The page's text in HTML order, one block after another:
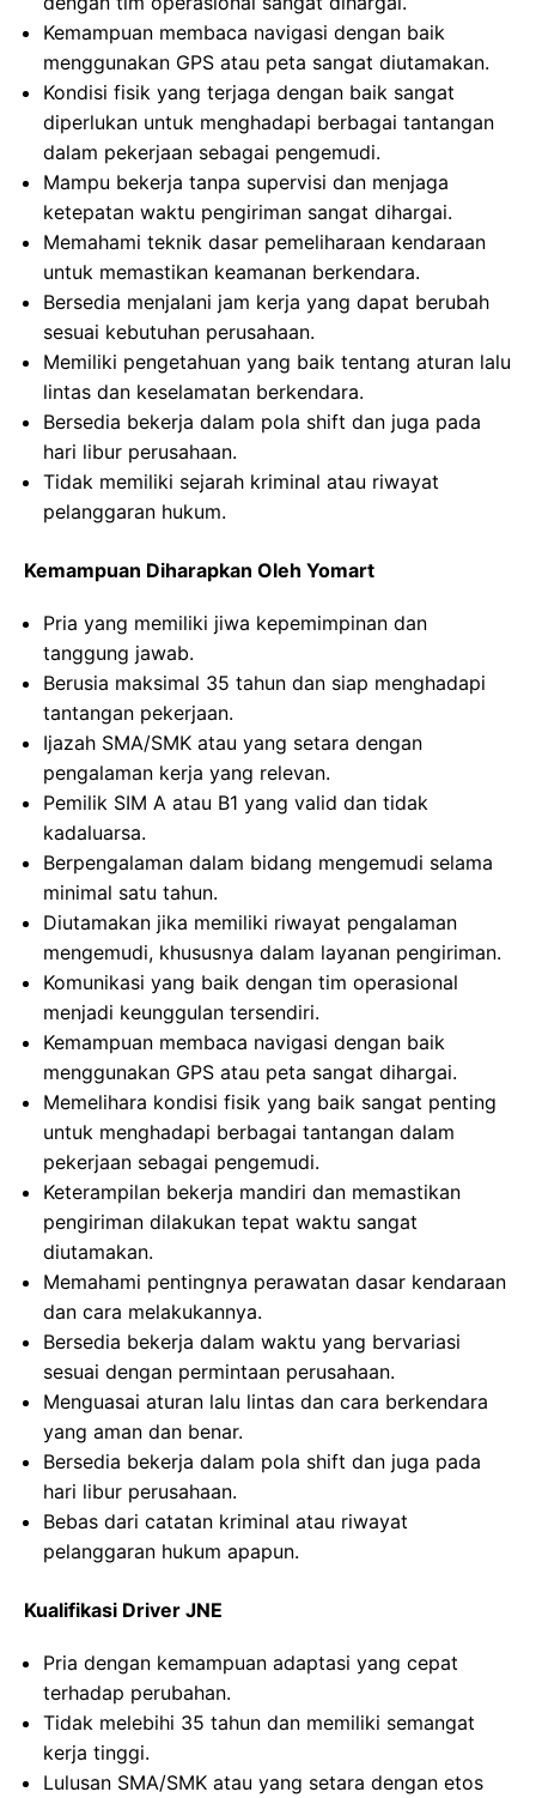
Kemampuan membaca navigasi dengan baik
menggunakan GPS atau peta sangat diutamakan.
Kondisi fisik yang terjaga dengan baik sangat
diperlukan untuk menghadapi berbagai tantangan
dalam pekerjaan sebagai pengemudi.
Mampu bekerja tanpa supervisi dan menjaga
ketepatan waktu pengiriman sangat dihargai.
Memahami teknik dasar pemeliharaan kendaraan
untuk memastikan keamanan berkendara.
Bersedia menjalani jam kerja yang dapat berubah
sesuai kebutuhan perusahaan.
Memiliki pengetahuan yang baik tentang aturan lalu
lintas dan keselamatan berkendara.
Bersedia bekerja dalam pola shift dan juga pada
hari libur perusahaan.
Tidak memiliki sejarah kriminal atau riwayat
pelanggaran hukum.
Kemampuan Diharapkan Oleh Yomart
Pria yang memiliki jiwa kepemimpinan dan
tanggung jawab.
Berusia maksimal 35 tahun dan siap menghadapi
tantangan pekerjaan.
Ijazah SMA/SMK atau yang setara dengan
pengalaman kerja yang relevan.
Pemilik SIM A atau B1 yang valid dan tidak
kadaluarsa.
Berpengalaman dalam bidang mengemudi selama
minimal satu tahun.
Diutamakan jika memiliki riwayat pengalaman
mengemudi, khususnya dalam layanan pengiriman.
Komunikasi yang baik dengan tim operasional
menjadi keunggulan tersendiri.
Kemampuan membaca navigasi dengan baik
menggunakan GPS atau peta sangat dihargai.
Memelihara kondisi fisik yang baik sangat penting
untuk menghadapi berbagai tantangan dalam
pekerjaan sebagai pengemudi.
Keterampilan bekerja mandiri dan memastikan
pengiriman dilakukan tepat waktu sangat
diutamakan.
Memahami pentingnya perawatan dasar kendaraan
dan cara melakukannya.
Bersedia bekerja dalam waktu yang bervariasi
sesuai dengan permintaan perusahaan.
Menguasai aturan lalu lintas dan cara berkendara
yang aman dan benar.
Bersedia bekerja dalam pola shift dan juga pada
hari libur perusahaan.
Bebas dari catatan kriminal atau riwayat
pelanggaran hukum apapun.
Kualifikasi Driver JNE
Pria dengan kemampuan adaptasi yang cepat
terhadap perubahan.
Tidak melebihi 35 tahun dan memiliki semangat
kerja tinggi.
Lulusan SMA/SMK atau yang setara dengan etos